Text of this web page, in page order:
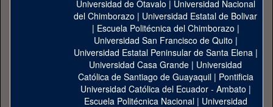
Universidad de Otavalo | Universidad Nacional
del Chimborazo | Universidad Estatal de Bolivar
| Escuela Politécnica del Chimborazo |
Universidad San Francisco de Quito |
Universidad Estatal Peninsular de Santa Elena|
Universidad Casa Grande | Universidad
Católica de Santiago de Guayaquil| Pontificia
Universidad Católica del Ecuador - Ambato |
Escuela Politécnica Nacional| Universidad